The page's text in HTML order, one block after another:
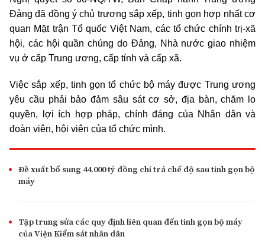
Đảng đã đồng ý chủ trương sắp xếp, tinh gọn hợp nhất cơ
quan Mặt trận Tổ quốc Việt Nam, các tổ chức chính trị-xã
hội, các hội quần chúng do Đảng, Nhà nước giao nhiệm
vụ ở cấp Trung ương, cấp tỉnh và cấp xã.
Việc sắp xếp, tinh gọn tổ chức bộ máy được Trung ương
yêu cầu phải bảo đảm sâu sát cơ sở, địa bàn, chăm lo
quyền, lợi ích hợp pháp, chính đáng của Nhân dân và
đoàn viên, hội viên của tổ chức mình.
Đề xuất bổ sung 44.000 tỷ đồng chi trả chế độ sau tinh gọn bộ
máy
Tập trung sửa các quy định liên quan đến tinh gọn bộ máy
của Viện Kiểm sát nhân dân